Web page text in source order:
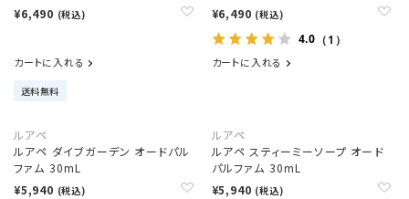
¥6,490 (税込)
カートに入れる
送料無料
¥6,490 (税込)
4.0 （1）
カートに入れる
ルアペ
ルアペ ダイブガーデン オードパル
ファム 30mL
¥5,940 (税込)
ルアペ
ルアペ スティーミーソープ オード
パルファム 30mL
¥5,940 (税込)